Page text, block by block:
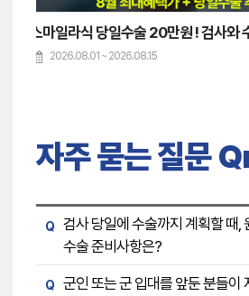
투데이라섹 당일수술 본원 최대혜택
2026.08.01 ~ 2026.08.15
자주 묻는 질문
Q
검사 당일에 수술까지 계획할 때,
수술 준비사항은?
Q 군인 또는 군 입대를 앞둔 분들이